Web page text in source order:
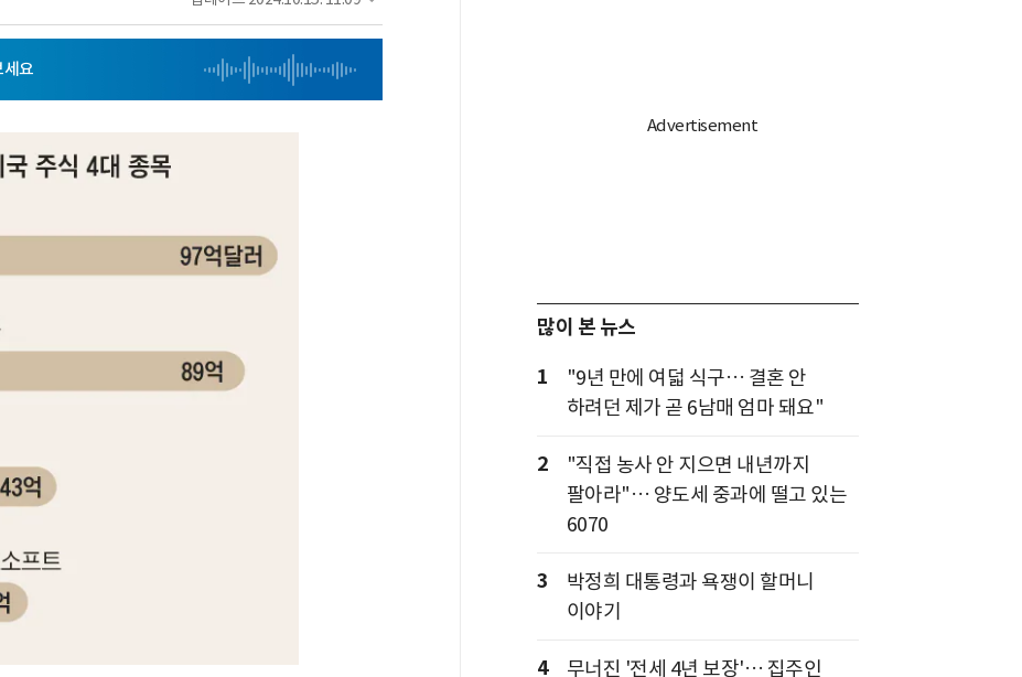
많이 본 뉴스
1
"9년 만에 여덟 식구… 결혼 안
하려던 제가 곧 6남매 엄마 돼요"
2
"직접 농사 안 지으면 내년까지
팔아라"… 양도세 중과에 떨고 있는
6070
3
박정희 대통령과 욕쟁이 할머니
이야기
4
무너진 '전세 4년 보장'… 집주인